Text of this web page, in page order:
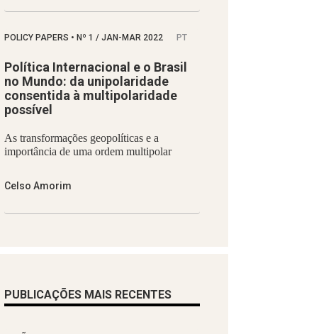
POLICY PAPERS • Nº 1 / JAN-MAR 2022 PT
Política Internacional e o Brasil
no Mundo: da unipolaridade
consentida à multipolaridade
possível
As transformações geopolíticas e a
importância de uma ordem multipolar
Celso Amorim
PUBLICAÇÕES MAIS RECENTES